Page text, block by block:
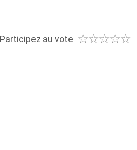
Participez au vote ☆☆☆☆☆
★★★★★